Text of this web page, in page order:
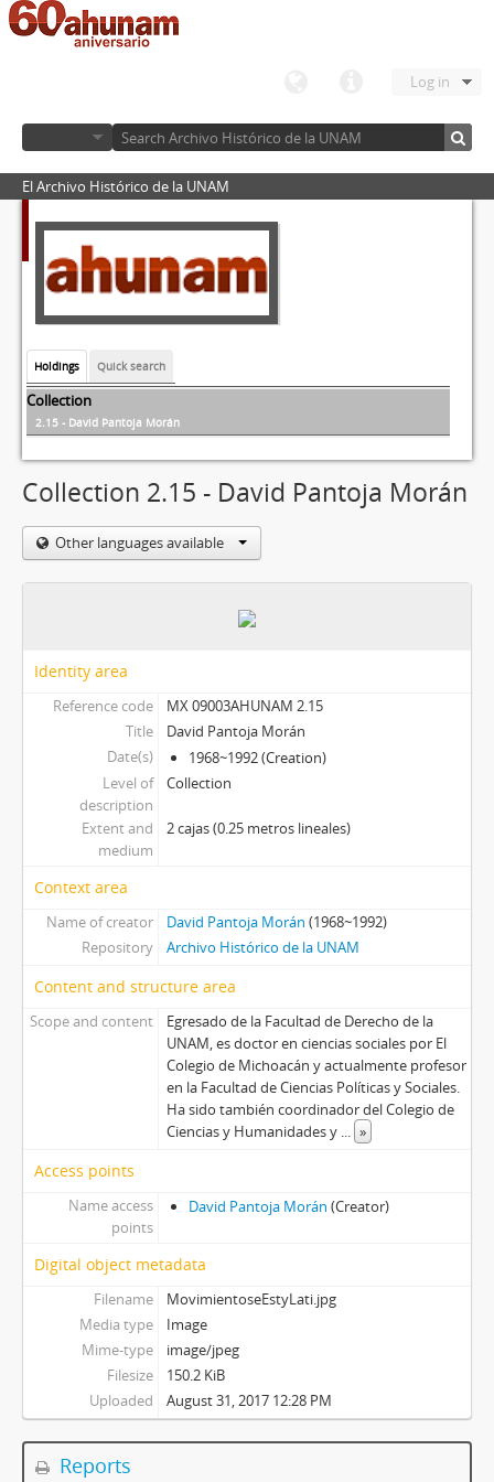
Log in
El Archivo Histórico de la UNAM
Holdings Quick search
Collection
2.15 - David Pantoja Morán
Collection 2.15 - David Pantoja Morán
Other languages available
Identity area
Reference code
MX 09003AHUNAM 2.15
Title
David Pantoja Morán
Date(s)
1968~1992 (Creation)
Level of
description
Collection
Extent and
medium
2 cajas (0.25 metros lineales)
Context area
Name of creator David Pantoja Morán (1968~1992)
Repository
Archivo Histórico de la UNAM
Content and structure area
Scope and content
Egresado de la Facultad de Derecho de la
UNAM, es doctor en ciencias sociales por El
Colegio de Michoacán y actualmente profesor
en la Facultad de Ciencias Políticas y Sociales.
Ha sido también coordinador del Colegio de
Ciencias y Humanidades y ... »
Access points
Name access
points
David Pantoja Morán (Creator)
Digital object metadata
Filename
MovimientoseEstyLati.jpg
Media type
Image
Mime-type
image/jpeg
Filesize
150.2 KiB
Uploaded
August 31, 2017 12:28 PM
Reports